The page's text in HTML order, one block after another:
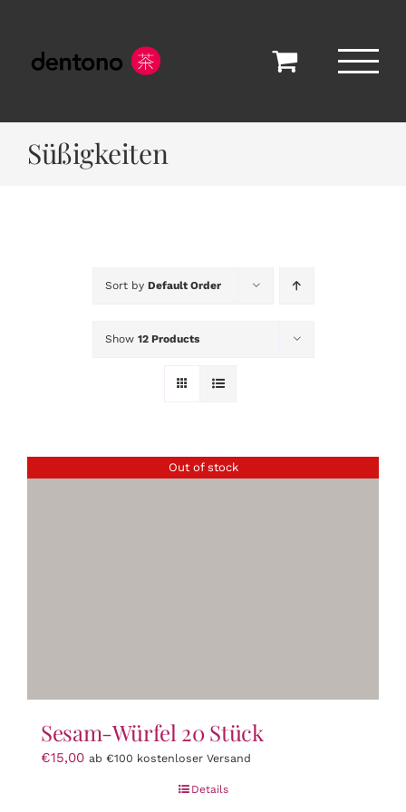
content
Süßigkeiten
Sort by Default Order
Show 12 Products
Out of stock
Sesam-Würfel 20 Stück
€15,00 ab €100 kostenloser Versand
Details